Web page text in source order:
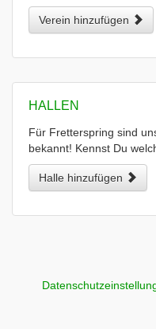
Verein hinzufügen
HALLEN
Für Fretterspring sind
bekannt! Kennst Du
Halle hinzufügen